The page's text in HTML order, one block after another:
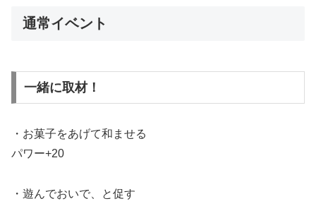
通常イベント
一緒に取材！
・お菓子をあげて和ませる
パワー+20
・遊んでおいで、と促す